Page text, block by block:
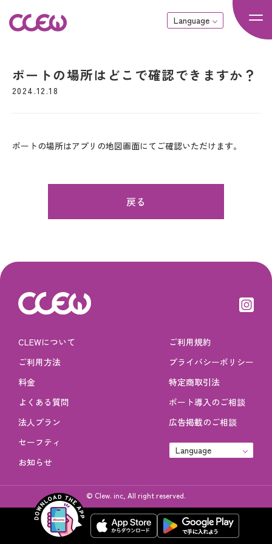
Language
ポートの場所はどこで確認できますか？
2024.12.18
ポートの場所はアプリの地図画面にてご確認いただけます。
戻る
CLEWについて
ご利用方法
料金
よくある質問
法人プラン
セーフティ
お知らせ
ご利用規約
プライバシーポリシー
特定商取引法
ポート導入のご相談
広告掲載のご相談
Language
© Clew. inc, All right reserved.